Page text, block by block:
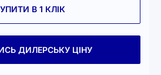
В 1 КЛІК
ДИЛЕРСЬКУ ЦІНУ